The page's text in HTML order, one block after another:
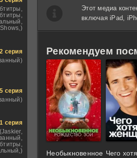
Этот медиа
включая iPad,
Рекомендуем
Необыкновенное Чего
2 серия
5 серия
1 серия
(Jaskier,